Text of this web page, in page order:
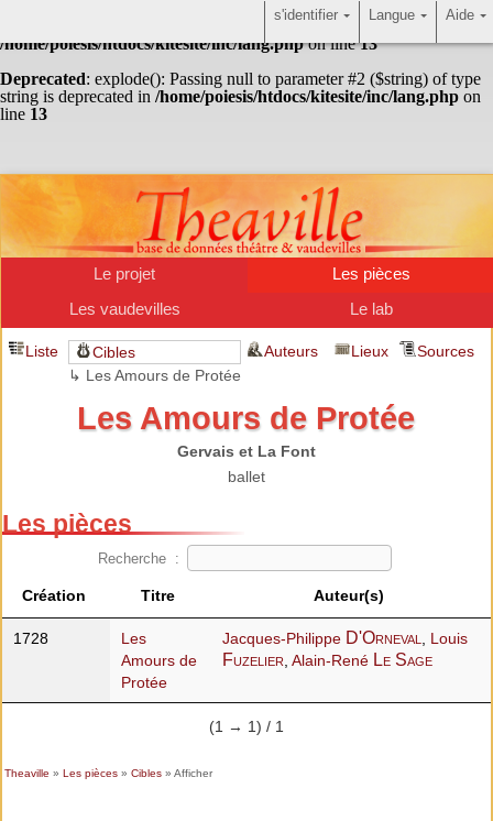
: Undefined array key "HTTP_ACCEPT_LANGUAGE" in
/home/poiesis/htdocs/kitesite/inc/lang.phpon line13
Deprecated: explode(): Passing null to parameter #2 ($string) of type
string is deprecated in /home/poiesis/htdocs/kitesite/inc/lang.php on
line 13
Le projet
Les pièces
Les vaudevilles
Le lab
Liste
Cibles
↳ Les Amours de Protée
Auteurs Lieux Sources
Les Amours de Protée
Gervais et La Font
ballet
Les pièces
Recherche :
Création Titre Auteur(s)
1728
Les
Amours de
Protée
Jacques-Philippe D'Orneval , Louis
Fuzelier, Alain-René Le Sage
(1 → 1) / 1
Theaville » Les pièces» Cibles» Afficher
Aide
Langue
s'identifier